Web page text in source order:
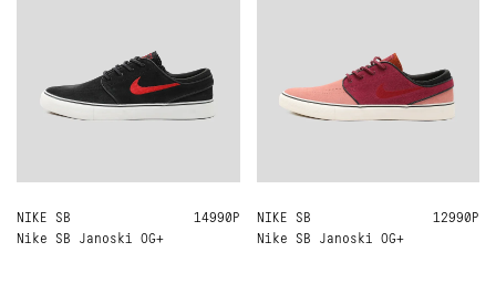
NIKE SB
Nike SB Janoski OG+
US8 US7 14990Р
NIKE SB
Nike SB Janoski OG+
US10 US8
US9.5
12990Р